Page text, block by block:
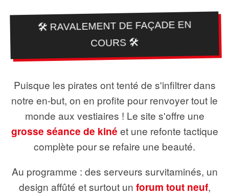
🛠️ RAVALEMENT DE FAÇADE EN
COURS 🛠️
Puisque les pirates ont tenté de s'infiltrer dans
notre en-but, on en profite pour renvoyer tout le
monde aux vestiaires ! Le site s'offre une
grosse séance de kiné et une refonte tactique
complète pour se refaire une beauté.
Au programme : des serveurs survitaminés, un
design affûté et surtout un forum tout neuf,